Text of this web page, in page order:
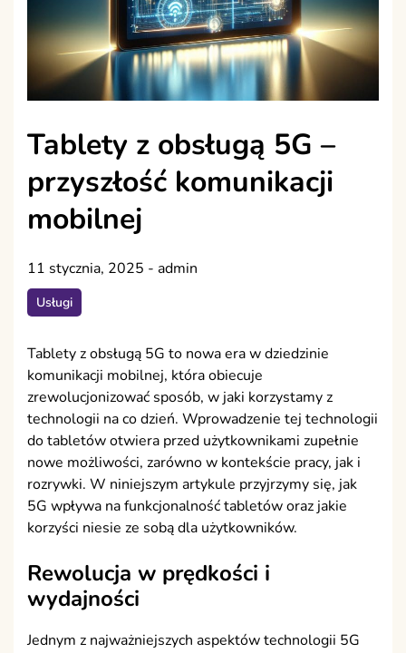
Tablety z obsługą 5G –
przyszłość komunikacji
mobilnej
11 stycznia, 2025 - admin
Usługi
Tablety z obsługą 5G to nowa era w dziedzinie
komunikacji mobilnej, która obiecuje
zrewolucjonizować sposób, w jaki korzystamy z
technologii na co dzień. Wprowadzenie tej technologii
do tabletów otwiera przed użytkownikami zupełnie
nowe możliwości, zarówno w kontekście pracy, jak i
rozrywki. W niniejszym artykule przyjrzymy się, jak
5G wpływa na funkcjonalność tabletów oraz jakie
korzyści niesie ze sobą dla użytkowników.
Rewolucja w prędkości i
wydajności
Jednym z najważniejszych aspektów technologii 5G